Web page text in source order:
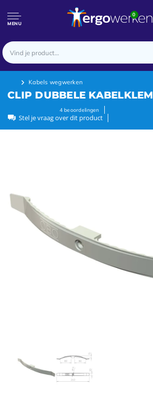
MENU
0
Kabels wegwerken
CLIP DUBBELE KABELKLEM
4beoordelingen
Stel je vraag over dit product